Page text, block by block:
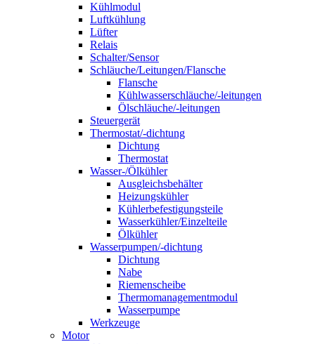
Kühlmodul
Luftkühlung
Lüfter
Relais
Schalter/Sensor
Schläuche/Leitungen/Flansche
Flansche
Kühlwasserschläuche/-leitungen
Ölschläuche/-leitungen
Steuergerät
Thermostat/-dichtung
Dichtung
Thermostat
Wasser-/Ölkühler
Ausgleichsbehälter
Heizungskühler
Kühlerbefestigungsteile
Wasserkühler/Einzelteile
Ölkühler
Wasserpumpen/-dichtung
Dichtung
Nabe
Riemenscheibe
Thermomanagementmodul
Wasserpumpe
Werkzeuge
Motor